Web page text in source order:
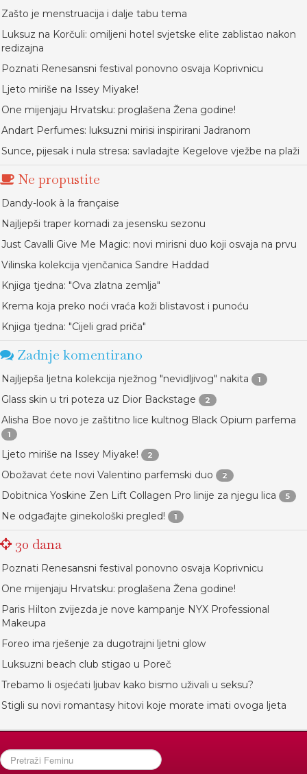
Zašto je menstruacija i dalje tabu tema
Luksuz na Korčuli: omiljeni hotel svjetske elite zablistao nakon
redizajna
Poznati Renesansni festival ponovno osvaja Koprivnicu
Ljeto miriše na Issey Miyake!
One mijenjaju Hrvatsku: proglašena Žena godine!
Andart Perfumes: luksuzni mirisi inspirirani Jadranom
Sunce, pijesak i nula stresa: savladajte Kegelove vježbe na plaži
Ne propustite
Dandy-look à la française
Najljepši traper komadi za jesensku sezonu
Just Cavalli Give Me Magic: novi mirisni duo koji osvaja na prvu
Vilinska kolekcija vjenčanica Sandre Haddad
Knjiga tjedna: "Ova zlatna zemlja"
Krema koja preko noći vraća koži blistavost i punoću
Knjiga tjedna: "Cijeli grad priča"
Zadnje komentirano
Najljepša ljetna kolekcija nježnog "nevidljivog" nakita 1
Glass skin u tri poteza uz Dior Backstage 2
Alisha Boe novo je zaštitno lice kultnog Black Opium parfema
1
Ljeto miriše na Issey Miyake! 2
Obožavat ćete novi Valentino parfemski duo 2
Dobitnica Yoskine Zen Lift Collagen Pro linije za njegu lica 5
Ne odgađajte ginekološki pregled! 1
30 dana
Poznati Renesansni festival ponovno osvaja Koprivnicu
One mijenjaju Hrvatsku: proglašena Žena godine!
Paris Hilton zvijezda je nove kampanje NYX Professional
Makeupa
Foreo ima rješenje za dugotrajni ljetni glow
Luksuzni beach club stigao u Poreč
Trebamo li osjećati ljubav kako bismo uživali u seksu?
Stigli su novi romantasy hitovi koje morate imati ovoga ljeta